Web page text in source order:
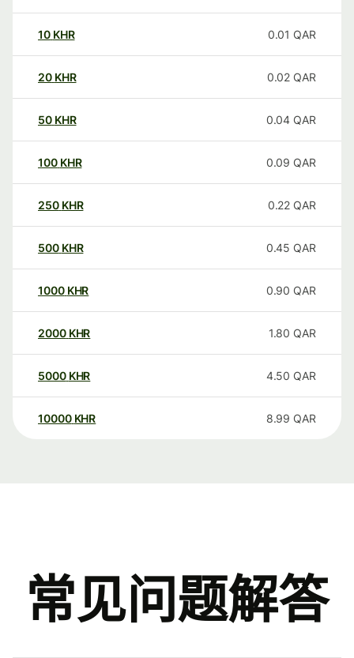
10 KHR 0.01 QAR
20 KHR 0.02 QAR
50 KHR 0.04 QAR
100 KHR 0.09 QAR
250 KHR 0.22 QAR
500 KHR 0.45 QAR
1000 KHR 0.90 QAR
2000 KHR 1.80 QAR
5000 KHR 4.50 QAR
10000 KHR 8.99 QAR
常见问题解答